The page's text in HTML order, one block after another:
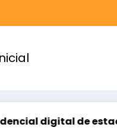
estacionamento